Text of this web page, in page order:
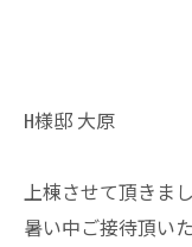
H様邸 大原
上棟させて頂きまし
暑い中ご接待頂い